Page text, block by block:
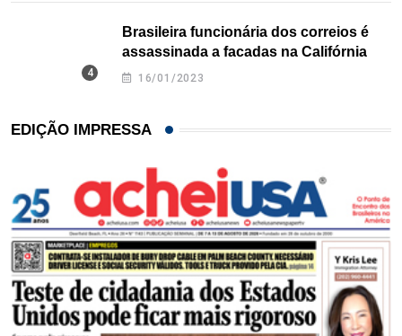
Brasileira funcionária dos correios é
assassinada a facadas na Califórnia
16/01/2023
EDIÇÃO IMPRESSA